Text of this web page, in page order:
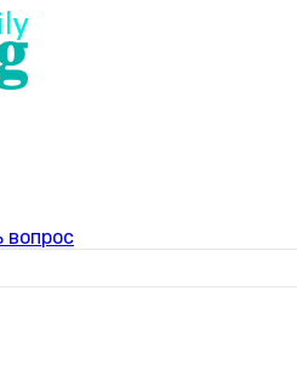
вопрос